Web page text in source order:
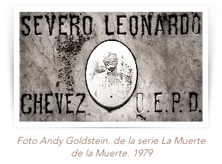
Foto Andy Goldstein. de la serie La Muerte
de la Muerte. 1979